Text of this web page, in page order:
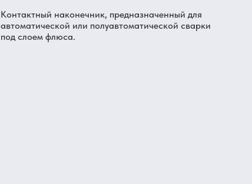
Контактный наконечник, предназначенный для
автоматической или полуавтоматической сварки
под слоем флюса.